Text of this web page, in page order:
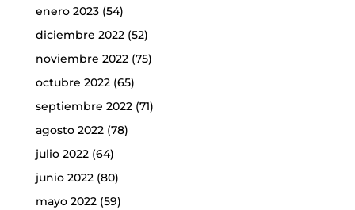
enero 2023(54)
diciembre 2022(52)
noviembre 2022(75)
octubre 2022(65)
septiembre 2022(71)
agosto 2022(78)
julio 2022(64)
junio 2022(80)
mayo 2022(59)